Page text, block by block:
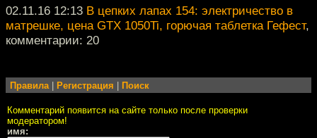
02.11.16 12:13 В цепких лапах 154: электричество в
матрешке, цена GTX 1050Ti, горючая таблетка Гефест,
комментарии: 20
Правила| Регистрация Поиск
Комментарий появится на сайте только после проверки
модератором!
имя: